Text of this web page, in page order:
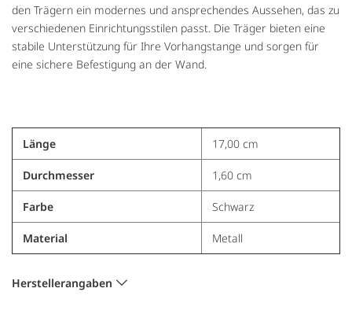
den Trägern ein modernes und ansprechendes Aussehen, das zu
verschiedenen Einrichtungsstilen passt. Die Träger bieten eine
stabile Unterstützung für Ihre Vorhangstange und sorgen für
eine sichere Befestigung an der Wand.
Länge 17,00 cm
Durchmesser 1,60 cm
Farbe Schwarz
Material Metall
Herstellerangaben